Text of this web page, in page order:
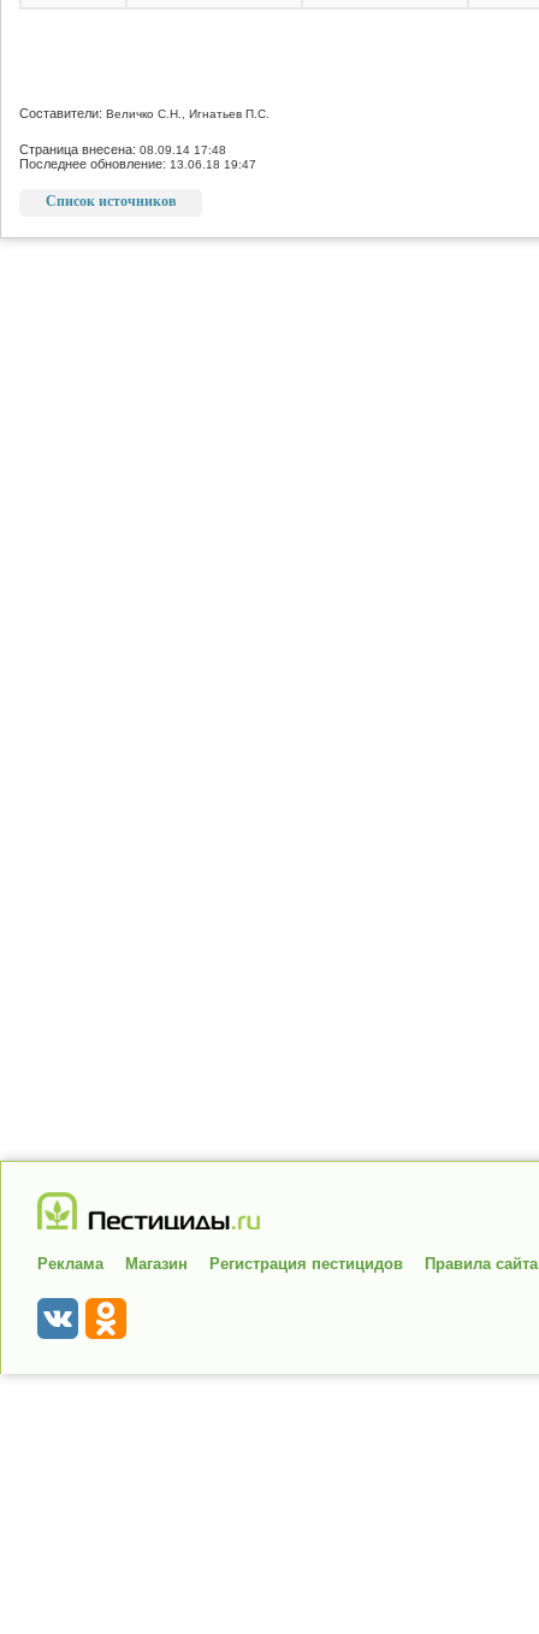
Составители: Величко С.Н., Игнатьев П.С.
Страница внесена: 08.09.14 17:48
Последнее обновление: 13.06.18 19:47
Список источников
Реклама Магазин Регистрация пестицидов Правила сайта